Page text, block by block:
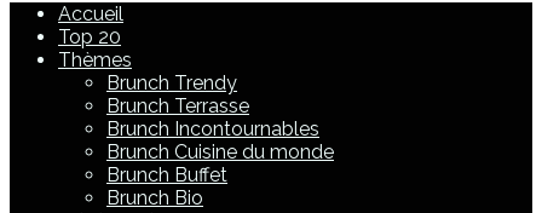
Accueil
Top 20
Thèmes
Brunch Trendy
Brunch Terrasse
Brunch Incontournables
Brunch Cuisine du monde
Brunch Buffet
Brunch Bio